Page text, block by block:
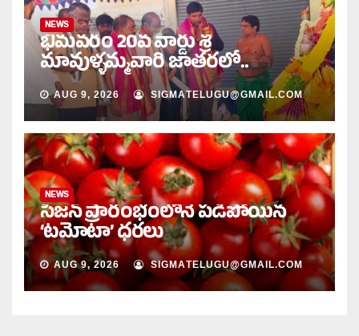
NEWS
భీమవరం 20వ వార్డు శ్రీ
మావుళ్ళమ్మవారి జాతరలో..
AUG 9, 2026 SIGMATELUGU@GMAIL.COM
NEWS
సీజన్ ప్రారంభంలోనే పడిపోయిన
‘టమోటా’ ధరలు
AUG 9, 2026 SIGMATELUGU@GMAIL.COM